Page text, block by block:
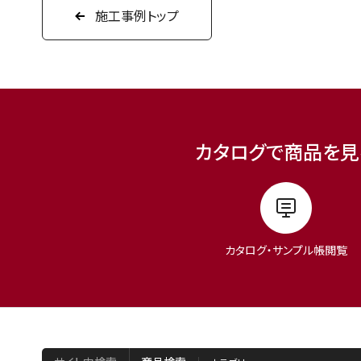
施工事例トップ
カタログで商品を
カタログ・サンプル帳閲覧